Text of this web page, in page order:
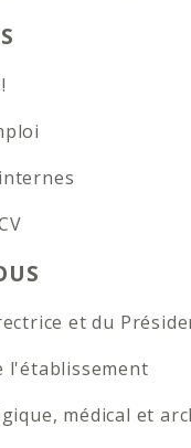
et du
l'établissement
médical et